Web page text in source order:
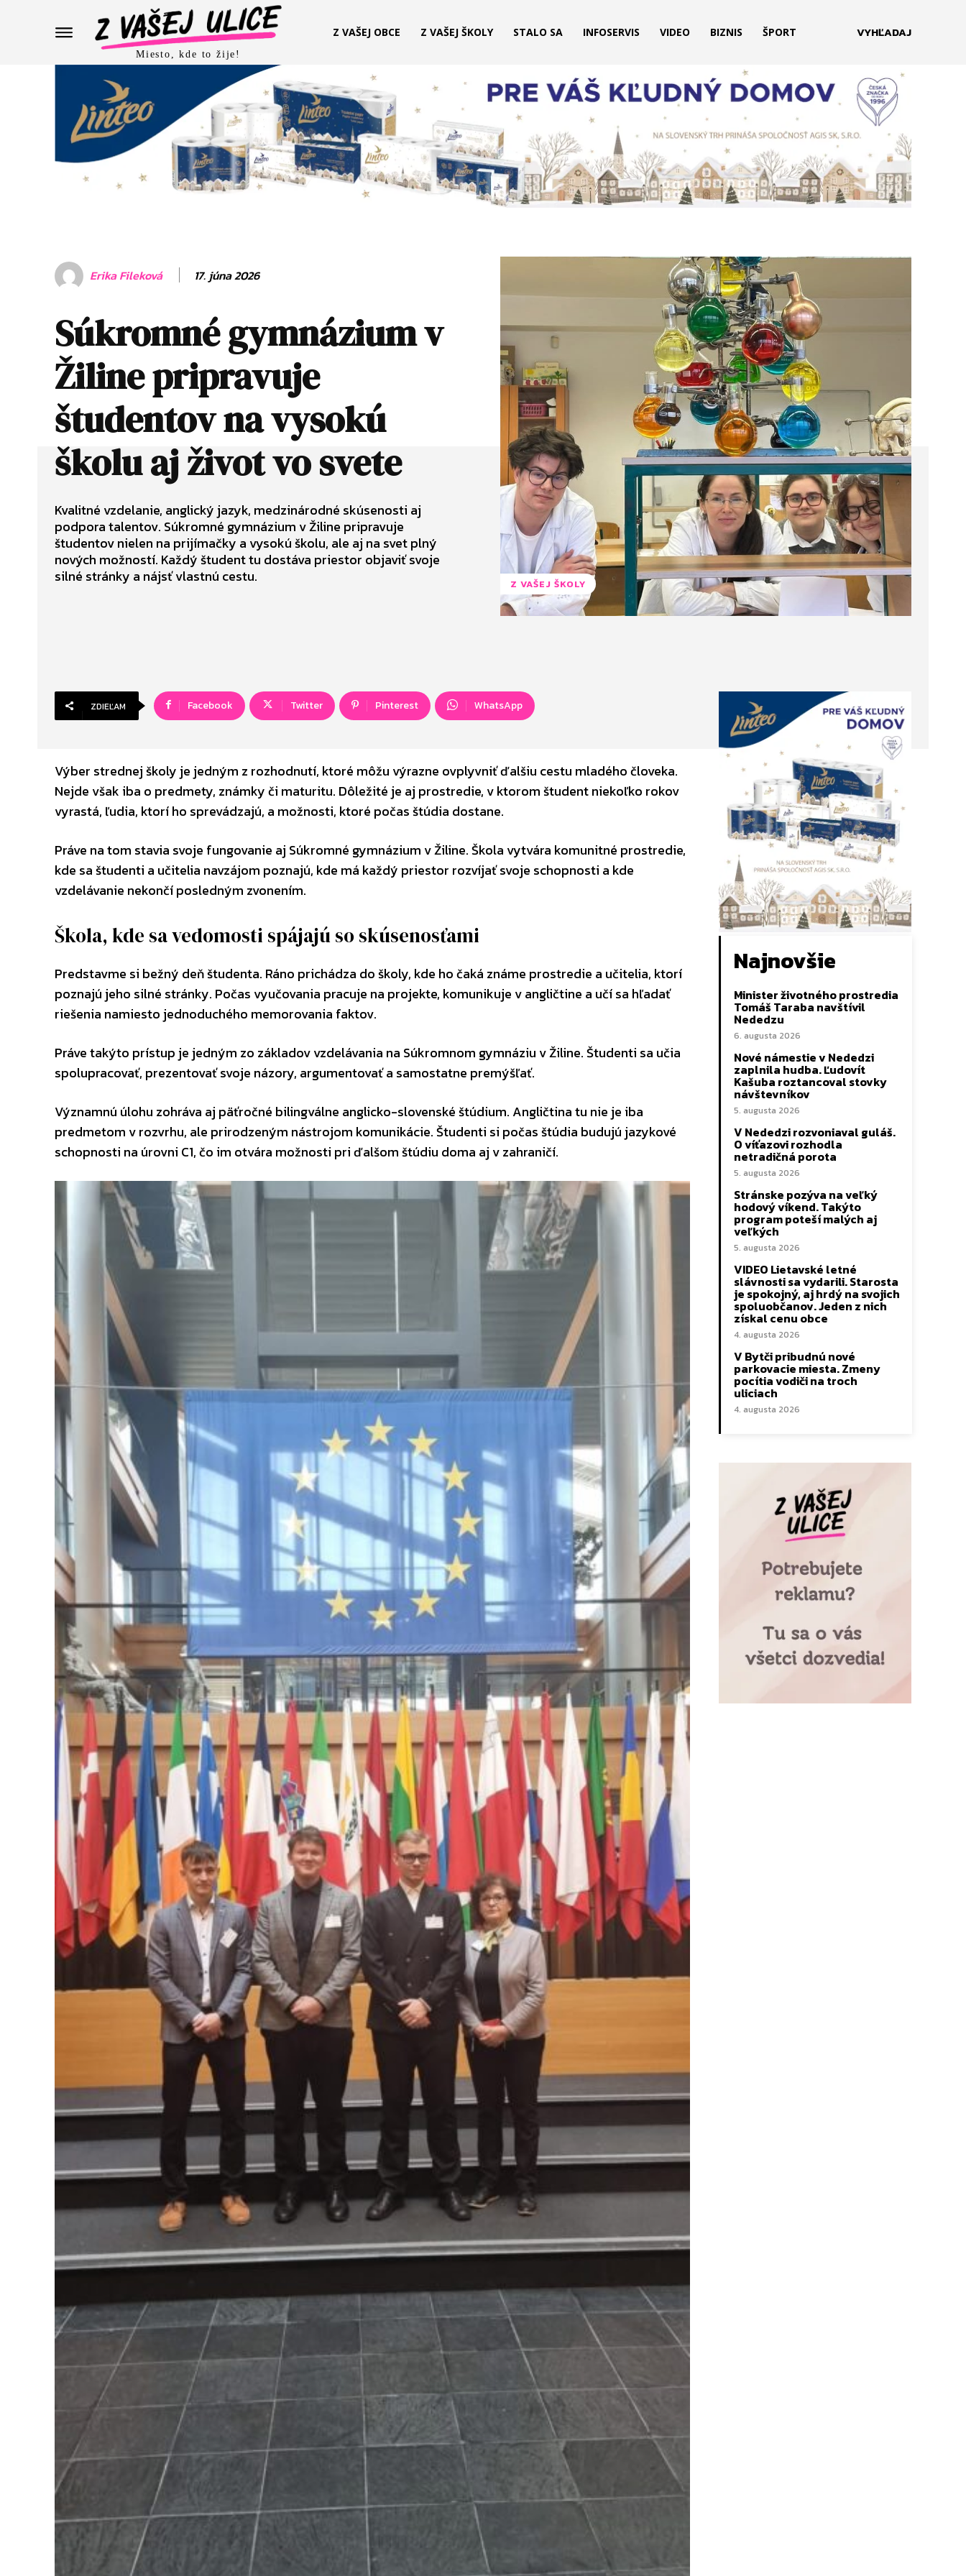
Miesto, kde to žije!
Z VAŠEJ OBCE Z VAŠEJ ŠKOLY STALO SA INFOSERVIS VIDEO BIZNIS ŠPORT VYHĽADAJ
Erika Fileková 17. júna 2026
Súkromné gymnázium v
Žiline pripravuje
študentov na vysokú
školu aj život vo svete
Kvalitné vzdelanie, anglický jazyk, medzinárodné skúsenosti aj
podpora talentov. Súkromné gymnázium v Žiline pripravuje
študentov nielen na prijímačky a vysokú školu, ale aj na svet plný
nových možností. Každý študent tu dostáva priestor objaviť svoje
silné stránky a nájsť vlastnú cestu.
Z VAŠEJ ŠKOLY
ZDIEĽAM Facebook Twitter Pinterest WhatsApp
Výber strednej školy je jedným z rozhodnutí, ktoré môžu výrazne ovplyvniť ďalšiu cestu mladého človeka.
Nejde však iba o predmety, známky či maturitu. Dôležité je aj prostredie, v ktorom študent niekoľko rokov
vyrastá, ľudia, ktorí ho sprevádzajú, a možnosti, ktoré počas štúdia dostane.
Práve na tom stavia svoje fungovanie aj Súkromné gymnázium v Žiline. Škola vytvára komunitné prostredie,
kde sa študenti a učitelia navzájom poznajú, kde má každý priestor rozvíjať svoje schopnosti a kde
vzdelávanie nekončí posledným zvonením.
Škola, kde sa vedomosti spájajú so skúsenosťami
Predstavme si bežný deň študenta. Ráno prichádza do školy, kde ho čaká známe prostredie a učitelia, ktorí
poznajú jeho silné stránky. Počas vyučovania pracuje na projekte, komunikuje v angličtine a učí sa hľadať
riešenia namiesto jednoduchého memorovania faktov.
Práve takýto prístup je jedným zo základov vzdelávania na Súkromnom gymnáziu v Žiline. Študenti sa učia
spolupracovať, prezentovať svoje názory, argumentovať a samostatne premýšľať.
Významnú úlohu zohráva aj päťročné bilingválne anglicko-slovenské štúdium. Angličtina tu nie je iba
predmetom v rozvrhu, ale prirodzeným nástrojom komunikácie. Študenti si počas štúdia budujú jazykové
schopnosti na úrovni C1, čo im otvára možnosti pri ďalšom štúdiu doma aj v zahraničí.
Najnovšie
Minister životného prostredia
Tomáš Taraba navštívil
Nededzu
6. augusta 2026
Nové námestie v Nededzi
zaplnila hudba. Ľudovít
Kašuba roztancoval stovky
návštevníkov
5. augusta 2026
V Nededzi rozvoniaval guláš.
O víťazovi rozhodla
netradičná porota
5. augusta 2026
Stránske pozýva na veľký
hodový víkend. Takýto
program poteší malých aj
veľkých
5. augusta 2026
VIDEO Lietavské letné
slávnosti sa vydarili. Starosta
je spokojný, aj hrdý na svojich
spoluobčanov. Jeden z nich
získal cenu obce
4. augusta 2026
V Bytči pribudnú nové
parkovacie miesta. Zmeny
pocítia vodiči na troch
uliciach
4. augusta 2026